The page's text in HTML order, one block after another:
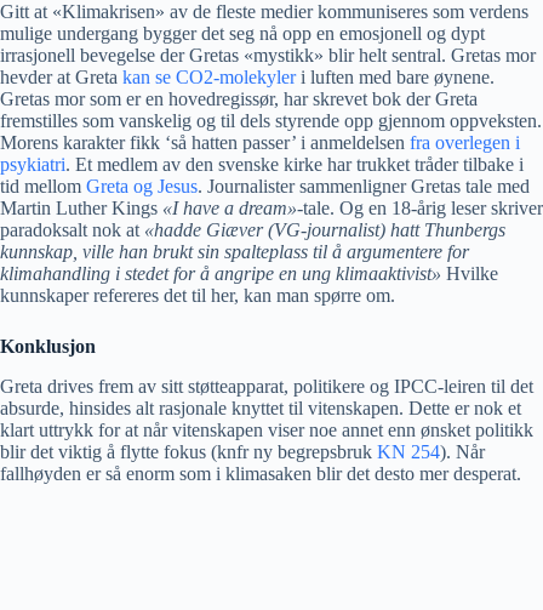
Gitt at «Klimakrisen» av de fleste medier kommuniseres som verdens
mulige undergang bygger det seg nå opp en emosjonell og dypt
irrasjonell bevegelse der Gretas «mystikk» blir helt sentral. Gretas mor
hevder at Greta kan se CO2-molekyleri luften med bare øynene.
Gretas mor som er en hovedregissør, har skrevet bok der Greta
fremstilles som vanskelig og til dels styrende opp gjennom oppveksten.
Morens karakter fikk ‘så hatten passer’ i anmeldelsen fra overlegen i
psykiatri. Et medlem av den svenske kirke har trukket tråder tilbake i
tid mellom Greta og Jesus. Journalister sammenligner Gretas tale med
Martin Luther Kings «I have a dream»-tale. Og en 18-årig leser skriver
paradoksalt nok at «hadde Giæver (VG-journalist) hatt Thunbergs
kunnskap, ville han brukt sin spalteplass til å argumentere for
klimahandling i stedet for å angripe en ung klimaaktivist» Hvilke
kunnskaper refereres det til her, kan man spørre om.
Konklusjon
Greta drives frem av sitt støtteapparat, politikere og IPCC-leiren til det
absurde, hinsides alt rasjonale knyttet til vitenskapen. Dette er nok et
klart uttrykk for at når vitenskapen viser noe annet enn ønsket politikk
blir det viktig å flytte fokus (knfr ny begrepsbruk KN 254). Når
fallhøyden er så enorm som i klimasaken blir det desto mer desperat.